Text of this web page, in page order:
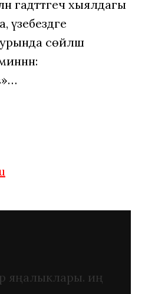
гадәттәгечә хыялдагы
сөйләшә
яңалыклары. иң